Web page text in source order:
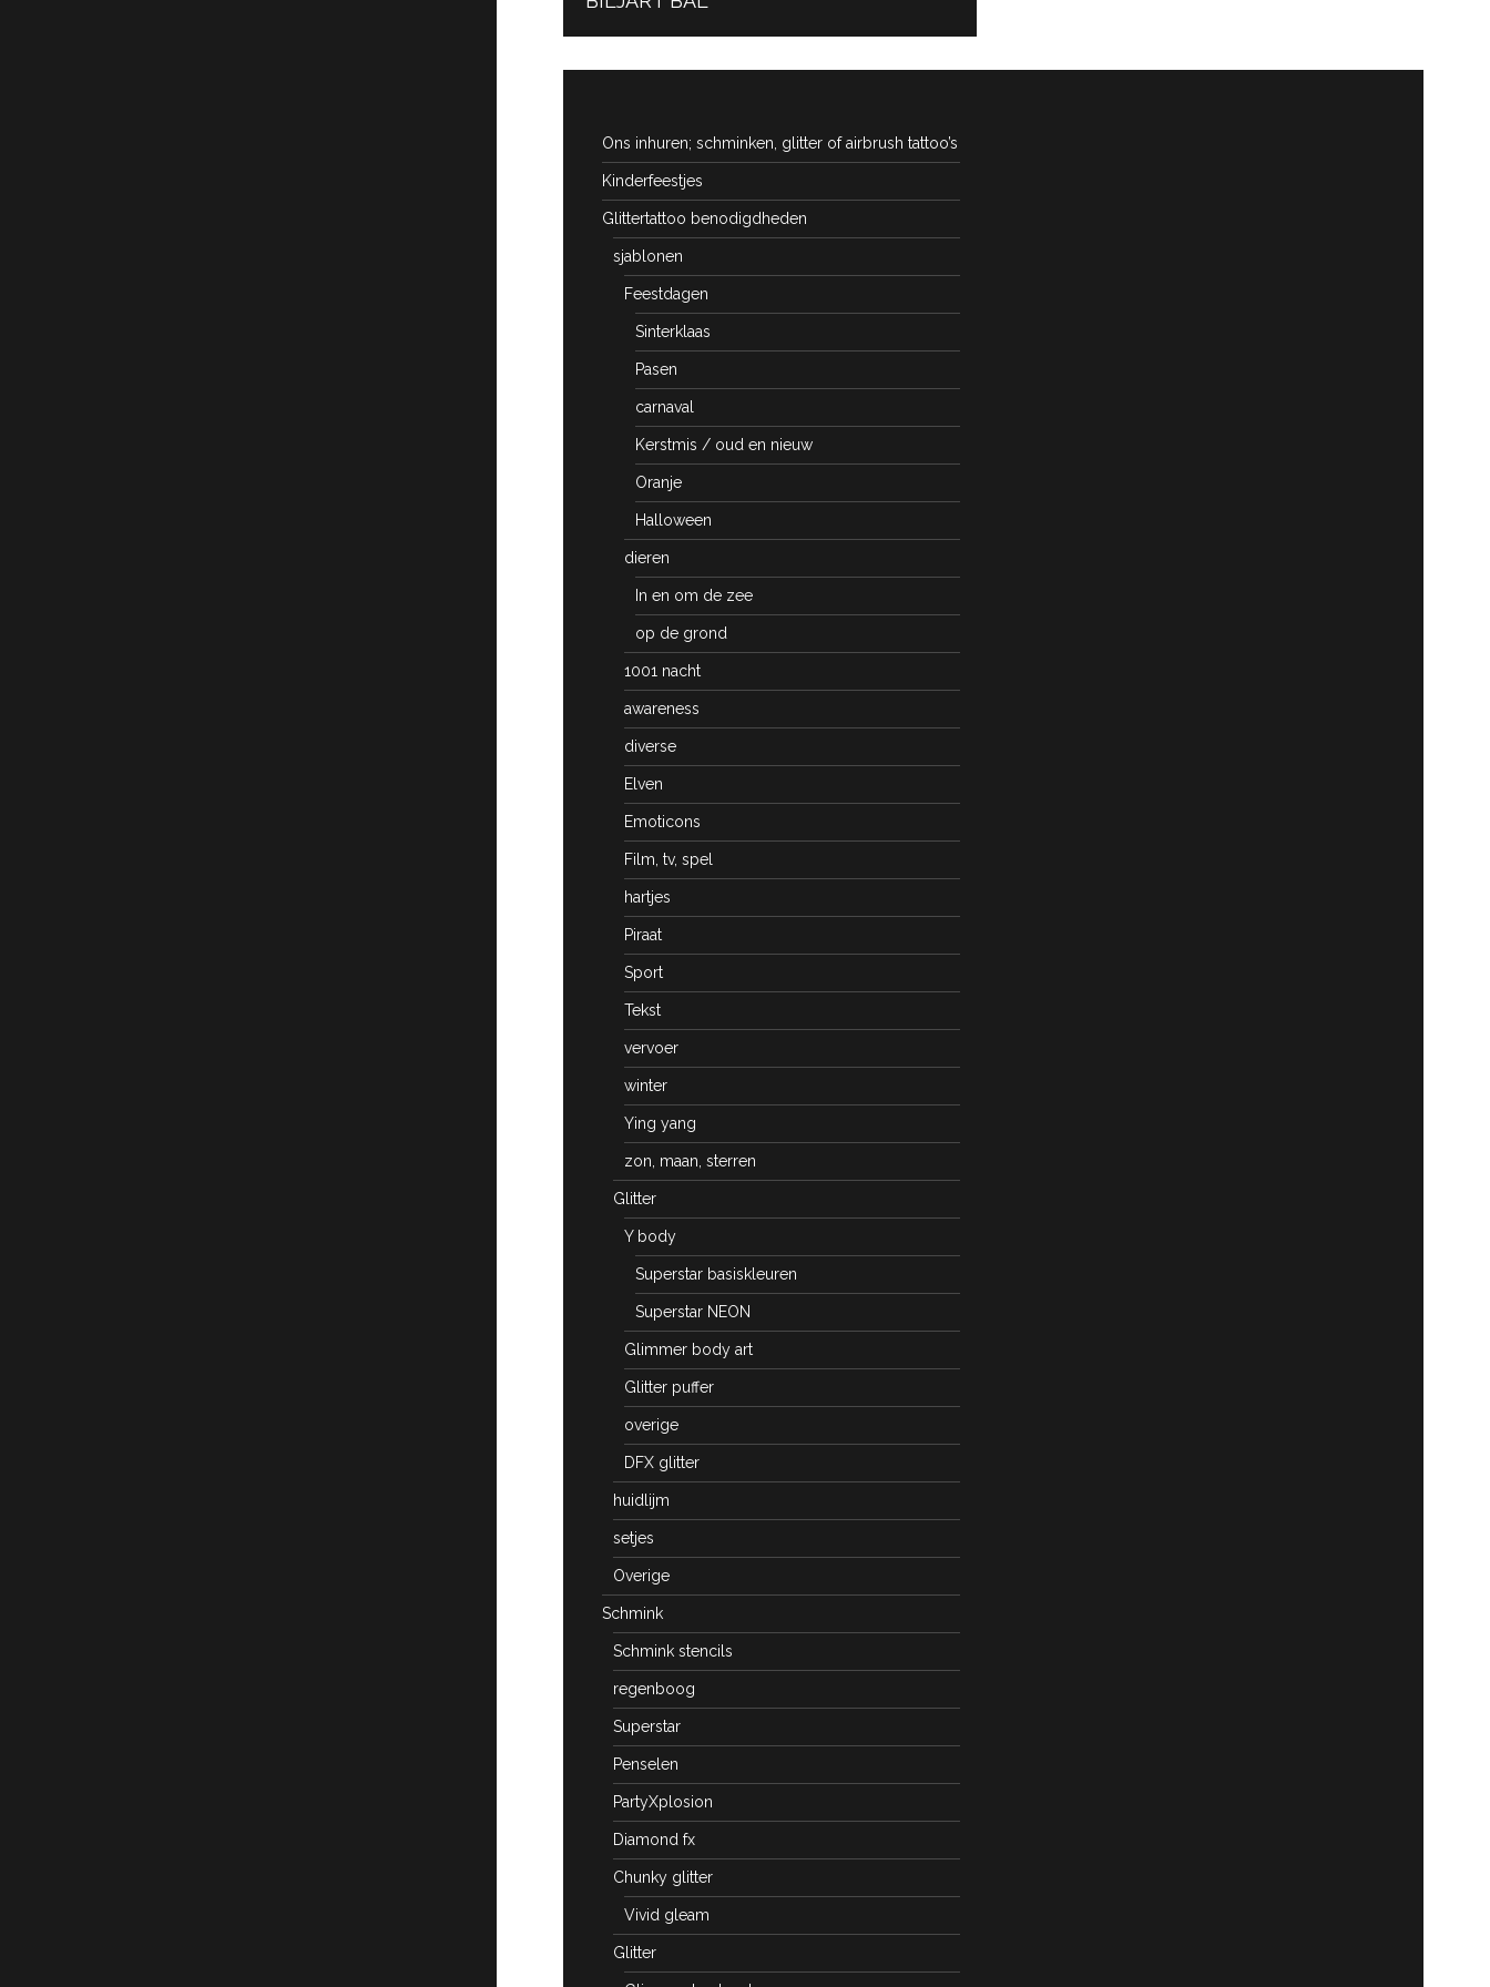
Ons inhuren; schminken, glitter of airbrush tattoo’s
Kinderfeestjes
Glittertattoo benodigdheden
sjablonen
Feestdagen
Sinterklaas
Pasen
carnaval
Kerstmis / oud en nieuw
Oranje
Halloween
dieren
In en om de zee
op de grond
1001 nacht
awareness
diverse
Elven
Emoticons
Film, tv, spel
hartjes
Piraat
Sport
Tekst
vervoer
winter
Ying yang
zon, maan, sterren
Glitter
Y body
Superstar basiskleuren
Superstar NEON
Glimmer body art
Glitter puffer
overige
DFX glitter
huidlijm
setjes
Overige
Schmink
Schmink stencils
regenboog
Superstar
Penselen
PartyXplosion
Diamond fx
Chunky glitter
Vivid gleam
Glitter